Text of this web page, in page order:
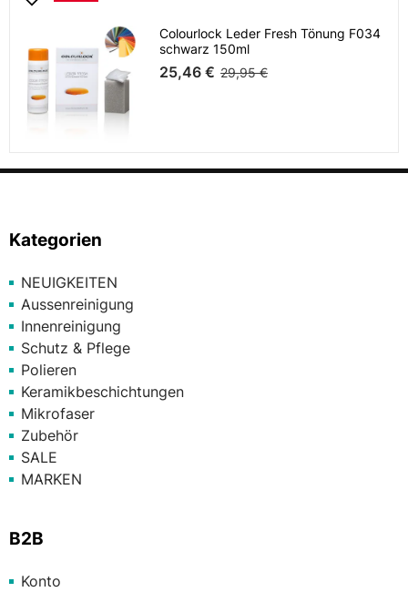
Colourlock Leder Fresh Tönung F034
schwarz 150ml
25,46 € 29,95 €
Kategorien
NEUIGKEITEN
Aussenreinigung
Innenreinigung
Schutz & Pflege
Polieren
Keramikbeschichtungen
Mikrofaser
Zubehör
SALE
MARKEN
B2B
Konto